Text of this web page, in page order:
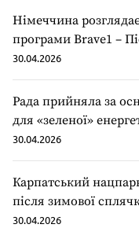
Німеччина
програми Brave1 –
30.04.2026
Рада прийняла за
для «зеленої»
30.04.2026
Карпатський
після зимової
30.04.2026